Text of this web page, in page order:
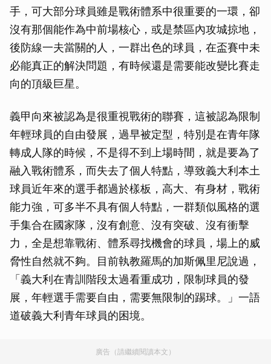
手，可大部分球員雖是戰術體系中很重要的一環，卻
沒有那個能作為中前場核心，或是禁區內攻城掠地，
後防線一夫當關的人，一群出色的球員，在盃賽中未
必能真正的解決問題，有時候還是需要能改變比賽走
向的頂級巨星。
義甲向來被認為是很重視戰術的聯賽，這被認為限制
年輕球員的自由發展，過早被定型，特別是在青年隊
轉成人隊的時候，不是得不到上場時間，就是要為了
融入戰術體系，而失去了個人特點，導致義大利本土
球員近年來的選手都過於樣板，高大、有身材，戰術
能力強，可多半不具有個人特點，一群類似風格的選
手集合在國家隊，沒有創意、沒有突破、沒有衝擊
力，全是想靠戰術、體系尋找機會的球員，場上的威
脅性自然就不夠。目前執教羅馬的加斯佩里尼說過，
「義大利在青訓階段太過看重成功，限制球員的發
展，年輕選手需要自由，需要無限制的踢球。」一語
道破義大利青年球員的困境。
廣告（請繼續閱讀本文）